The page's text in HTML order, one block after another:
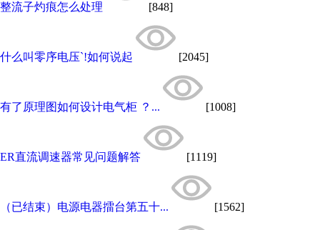
整流子灼痕怎么处理 [848]
什么叫零序电压`!如何说起 [2045]
有了原理图如何设计电气柜 ？... [1008]
ER直流调速器常见问题解答 [1119]
（已结束）电源电器擂台第五十... [1562]